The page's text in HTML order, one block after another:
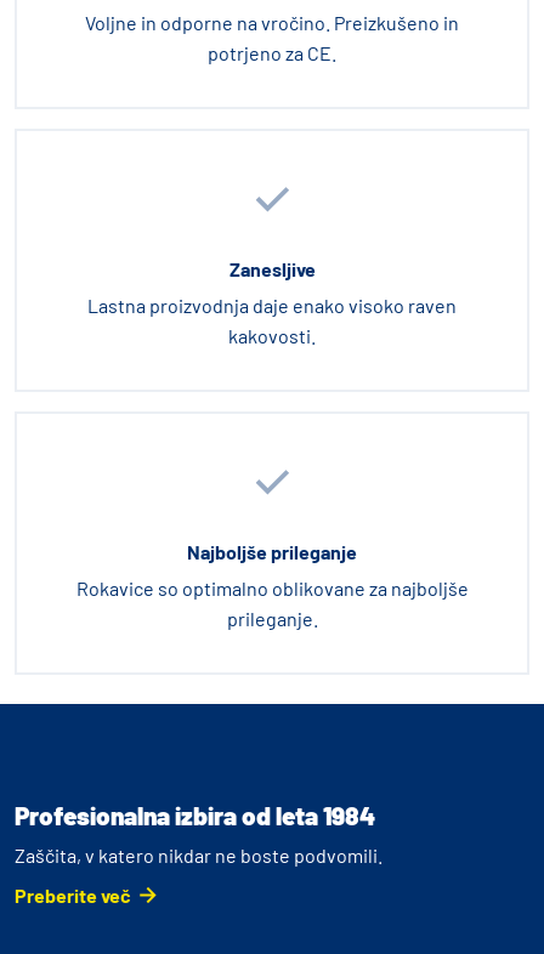
Voljne in odporne na vročino. Preizkušeno in
potrjeno za CE.
Zanesljive
Lastna proizvodnja daje enako visoko raven
kakovosti.
Najboljše prileganje
Rokavice so optimalno oblikovane za najboljše
prileganje.
Profesionalna izbira od leta 1984
Zaščita, v katero nikdar ne boste podvomili.
Preberite več